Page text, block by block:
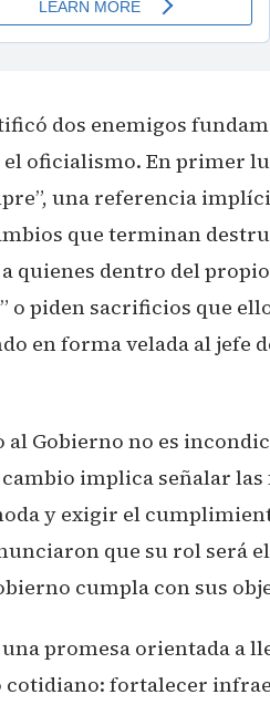
dos enemigos
oficialismo. En primer
una referencia
que terminan
quienes dentro del
o piden sacrificios que
en forma velada al jefe
al Gobierno no es
implica señalar
y exigir el
que su rol será
cumpla con sus
promesa orientada a
fortalecer